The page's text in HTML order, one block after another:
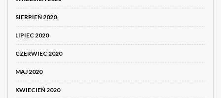
SIERPIEŃ 2020
LIPIEC 2020
CZERWIEC 2020
MAJ 2020
KWIECIEŃ 2020